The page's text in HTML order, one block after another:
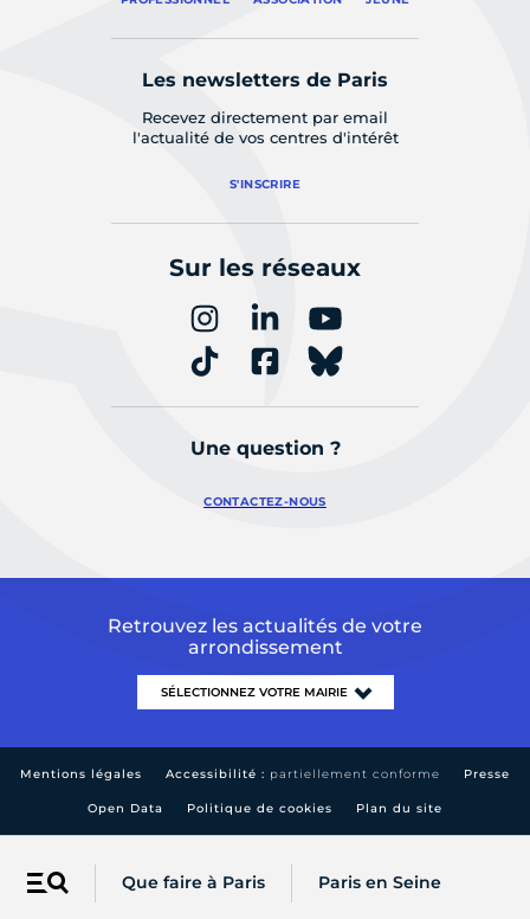
Menu Que faire à Paris Paris en Seine
Les newsletters de Paris
Recevez directement par email
l'actualité de vos centres d'intérêt
S'INSCRIRE
Sur les réseaux
Une question ?
CONTACTEZ-NOUS
Retrouvez les actualités de votre
arrondissement
Mentions légales Accessibilité : partiellement conforme Presse
Open Data Politique de cookies Plan du site